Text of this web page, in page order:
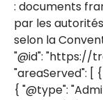
: documents
par les
selon la
"@id": "https://
"areaServed": [
{ "@type":